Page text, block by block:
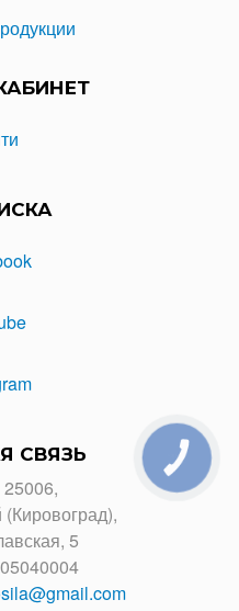
СВЯЗЬ
(Кировоград),
5
КНОПКА
ЗВ'ЯЗКУ